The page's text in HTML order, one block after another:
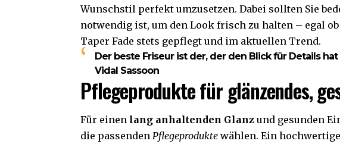
Wunschstil perfekt umzusetzen. Dabei sollten Sie
notwendig ist, um den Look frisch zu halten – egal
Taper Fade stets gepflegt und im aktuellen Trend.
Der beste Friseur ist der, der den Blick für Details
Vidal Sassoon
Pflegeprodukte für glänzendes,
Für einen lang anhaltenden Glanz und gesunden
die passenden Pflegeprodukte wählen. Ein